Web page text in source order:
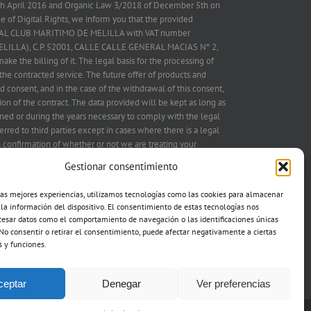
Gestionar consentimiento
mejores experiencias, utilizamos tecnologías como las cookies para almacenar
información del dispositivo. El consentimiento de estas tecnologías nos
datos como el comportamiento de navegación o las identificaciones únicas
consentir o retirar el consentimiento, puede afectar negativamente a ciertas
y funciones.
Denegar Ver preferencias
April 2016 and Organic Law 3/2018 of December 5th on
of Digital Rights, we inform you that the provided
CLUB MARITIMO DE MELILLA with VAT number
C.P. 52001, CALLE CALLE GENERAL MACIAS Nº 2,
the billing of it. The legal basis for the processing of
contracted service. The future offer of products and
consent, and in the case of the withdrawal of this consent,
of the contract. The data provided will be kept as long as
or during the years necessary to comply with the legal
to third parties except in cases where there is a legal
of whether or not we are treating your
DE MELILLA and therefore you have the right to
treatment limitation, portability, opposition to treatment
the address postal mentioned above or electronic
mail copy of the ID in both cases, as well as the
(aepd.es). We also request authorization to offer you
executed and/or marketed by our company